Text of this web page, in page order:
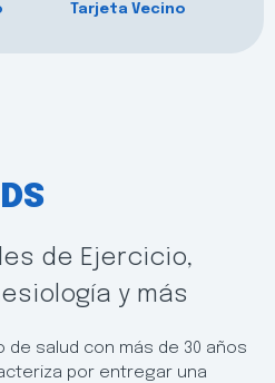
Tarjeta Vecino
de Ejercicio,
y más
de salud con más de 30 años
por entregar una